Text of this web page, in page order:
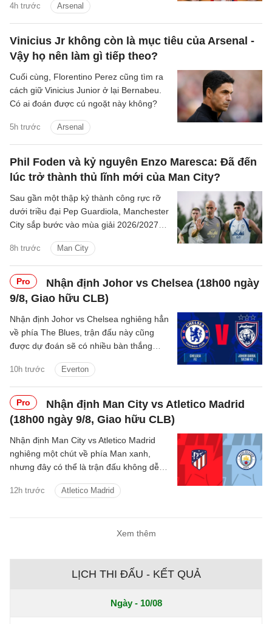
4h trước Arsenal
Vinicius Jr không còn là mục tiêu của Arsenal -
Vậy họ nên làm gì tiếp theo?
5h trước Arsenal
Cuối cùng, Florentino Perez cũng tìm ra
cách giữ Vinicius Junior ở lại Bernabeu.
Có ai đoán được cú ngoặt này không?
Phil Foden và kỷ nguyên Enzo Maresca: Đã đến
lúc trở thành thủ lĩnh mới của Man City?
8h trước Man City
Sau gần một thập kỷ thành công rực rỡ
dưới triều đại Pep Guardiola, Manchester
City sắp bước vào mùa giải 2026/2027
trên băng ghế chỉ đạo.
Pro
Nhận định Johor vs Chelsea (18h00 ngày
9/8, Giao hữu CLB)
10h trước Everton
Nhận định Johor vs Chelsea nghiêng hẳn
về phía The Blues, trận đấu này cũng
được dự đoán sẽ có nhiều bàn thắng
Pro
Nhận định Man City vs Atletico Madrid
(18h00 ngày 9/8, Giao hữu CLB)
12h trước Atletico Madrid
Nhận định Man City vs Atletico Madrid
nghiêng một chút về phía Man xanh,
nhưng đây có thể là trận đấu không dễ
Xem thêm
LỊCH THI ĐẤU - KẾT QUẢ
Ngày - 10/08